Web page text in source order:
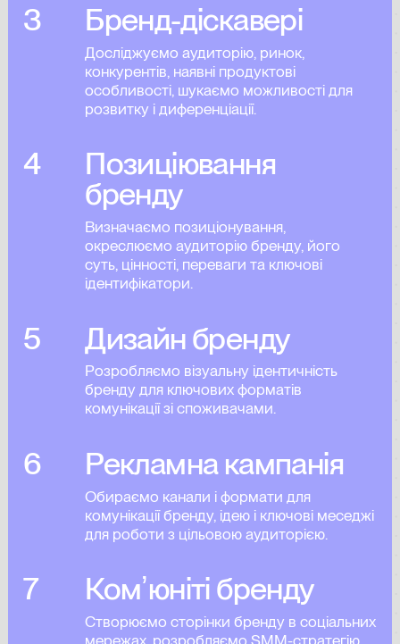
3 Бренд-діскавері
Досліджуємо аудиторію, ринок,
конкурентів, наявні продуктові
особливості, шукаємо можливості для
розвитку і диференціації.
4
Позиціювання
бренду
Визначаємо позиціонування,
окреслюємо аудиторію бренду, його
суть, цінності, переваги та ключові
ідентифікатори.
5 Дизайн бренду
Розробляємо візуальну ідентичність
бренду для ключових форматів
комунікації зі споживачами.
6 Рекламна кампанія
Обираємо канали і формати для
комунікації бренду, ідею і ключові меседжі
для роботи з цільовою аудиторією.
7 Комʼюніті бренду
Створюємо сторінки бренду в соціальних
мережах, розробляємо SMM-стратегію